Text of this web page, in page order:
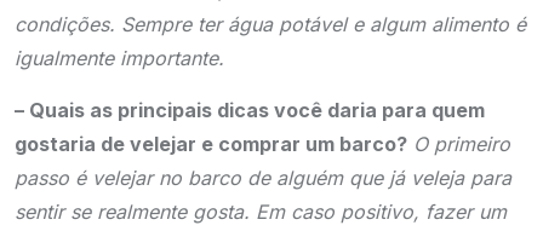
condições. Sempre ter água potável e algum alimento é
igualmente importante.
– Quais as principais dicas você daria para quem
gostaria de velejar e comprar um barco? O primeiro
passo é velejar no barco de alguém que já veleja para
sentir se realmente gosta. Em caso positivo, fazer um